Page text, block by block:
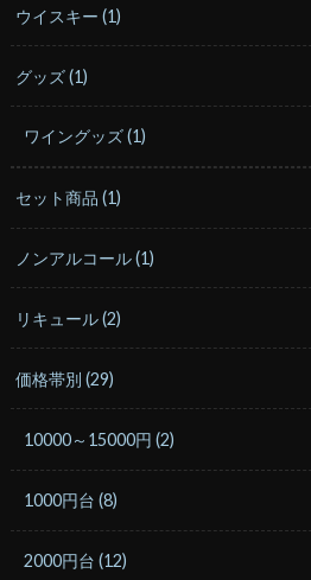
ウイスキー(1)
グッズ(1)
ワイングッズ(1)
セット商品(1)
ノンアルコール(1)
リキュール(2)
価格帯別(29)
10000～15000円(2)
1000円台(8)
2000円台(12)